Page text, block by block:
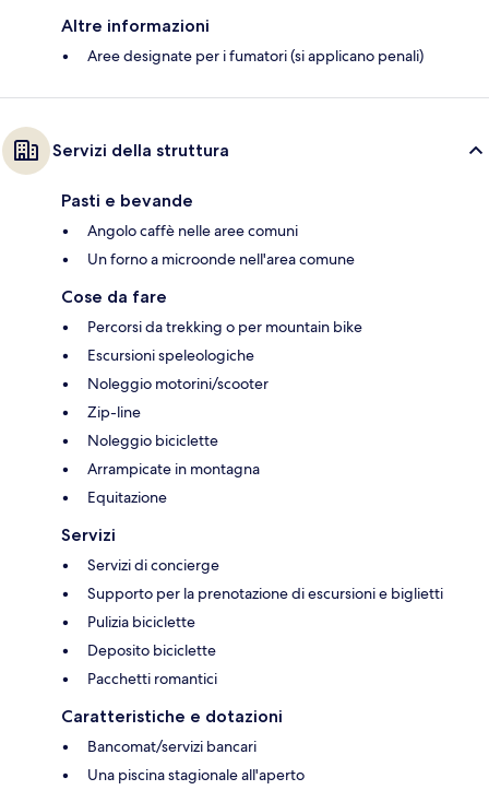
Altre informazioni
Aree designate per i fumatori (si applicano penali)
Servizi della struttura
Pasti e bevande
Angolo caffè nelle aree comuni
Un forno a microonde nell'area comune
Cose da fare
Percorsi da trekking o per mountain bike
Escursioni speleologiche
Noleggio motorini/scooter
Zip-line
Noleggio biciclette
Arrampicate in montagna
Equitazione
Servizi
Servizi di concierge
Supporto per la prenotazione di escursioni e biglietti
Pulizia biciclette
Deposito biciclette
Pacchetti romantici
Caratteristiche e dotazioni
Bancomat/servizi bancari
Una piscina stagionale all'aperto